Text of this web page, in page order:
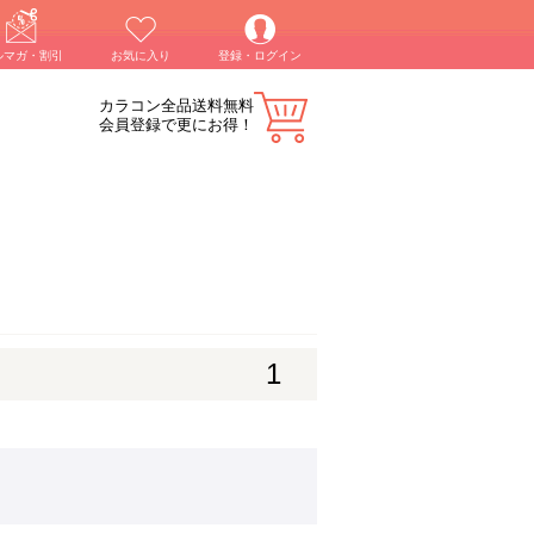
マガ・割引 お気に入り 登録・ログイン
カラコン全品送料無料
会員登録で更にお得！
1